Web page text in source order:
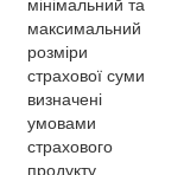
максимальний
розміри
страхової суми
визначені
умовами
страхового
продукту